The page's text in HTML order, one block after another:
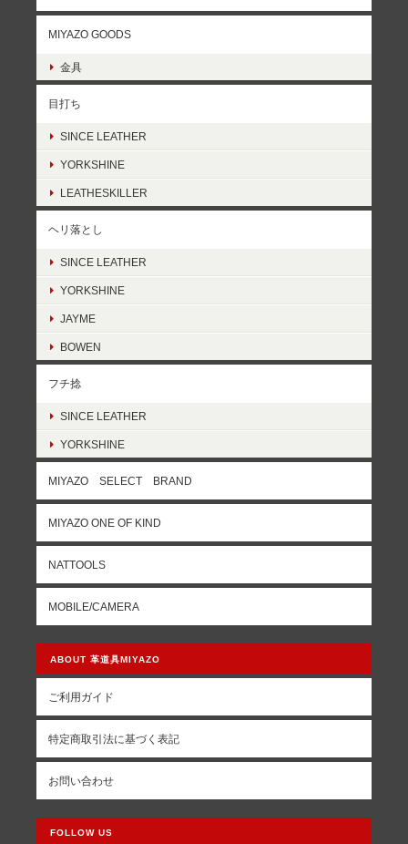
MIYAZO GOODS
金具
目打ち
SINCE LEATHER
YORKSHINE
LEATHESKILLER
ヘリ落とし
SINCE LEATHER
YORKSHINE
JAYME
BOWEN
フチ捻
SINCE LEATHER
YORKSHINE
MIYAZO SELECT BRAND
MIYAZO ONE OF KIND
NATTOOLS
MOBILE/CAMERA
ABOUT 革道具MIYAZO
ご利用ガイド
特定商取引法に基づく表記
お問い合わせ
FOLLOW US